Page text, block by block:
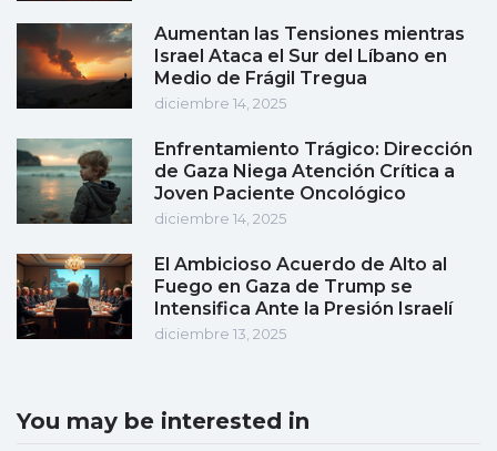
Aumentan las Tensiones mientras
Israel Ataca el Sur del Líbano en
Medio de Frágil Tregua
diciembre 14, 2025
Enfrentamiento Trágico: Dirección
de Gaza Niega Atención Crítica a
Joven Paciente Oncológico
diciembre 14, 2025
El Ambicioso Acuerdo de Alto al
Fuego en Gaza de Trump se
Intensifica Ante la Presión Israelí
diciembre 13, 2025
You may be interested in